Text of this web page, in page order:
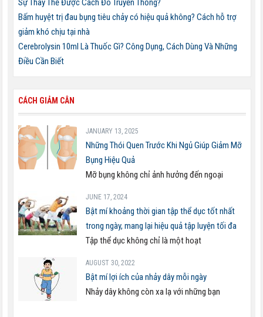
Sự Thay Thế Được Cách Đo Truyền Thống?
Bấm huyệt trị đau bụng tiêu chảy có hiệu quả không? Cách hỗ trợ
giảm khó chịu tại nhà
Cerebrolysin 10ml Là Thuốc Gì? Công Dụng, Cách Dùng Và Những
Điều Cần Biết
CÁCH GIẢM CÂN
JANUARY 13, 2025
Những Thói Quen Trước Khi Ngủ Giúp Giảm Mỡ
Bụng Hiệu Quả
Mỡ bụng không chỉ ảnh hưởng đến ngoại
JUNE 17, 2024
Bật mí khoảng thời gian tập thể dục tốt nhất
trong ngày, mang lại hiệu quả tập luyện tối đa
Tập thể dục không chỉ là một hoạt
AUGUST 30, 2022
Bật mí lợi ích của nhảy dây mỗi ngày
Nhảy dây không còn xa lạ với những bạn